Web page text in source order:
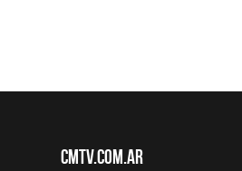
CMTV.com.ar